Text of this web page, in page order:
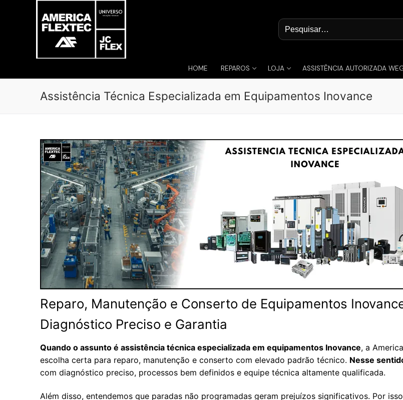
Pesquisar
por:
HOME REPAROS LOJA ASSISTÊNCIA AUTORIZADA
Assistência Técnica Especializada em Equipamentos Inovance
Reparo, Manutenção e Conserto de Equipamentos
Diagnóstico Preciso e Garantia
Quando o assunto é assistência técnica especializada em equipamentos Inovance, a
escolha certa para reparo, manutenção e conserto com elevado padrão técnico. Nesse
com diagnóstico preciso, processos bem definidos e equipe técnica altamente qualificada.
Além disso, entendemos que paradas não programadas geram prejuízos significativos. Por